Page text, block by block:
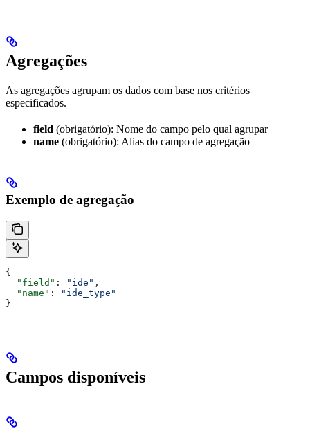
Agregações
As agregações agrupam os dados com base nos critérios
especificados.
field (obrigatório): Nome do campo pelo qual agrupar
name (obrigatório): Alias do campo de agregação
Exemplo de agregação
{
  "field"
: "ide" ,
  "name"
:
"ide_type"
}
Campos disponíveis